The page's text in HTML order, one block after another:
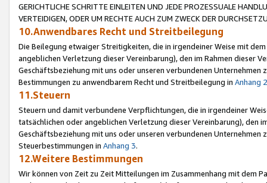
GERICHTLICHE SCHRITTE EINLEITEN UND JEDE PROZESSUALE
VERTEIDIGEN, ODER UM RECHTE AUCH ZUM ZWECK DER
10.Anwendbares Recht und Streitbeilegung
Die Beilegung etwaiger Streitigkeiten, die in irgendeiner Weise mit
angeblichen Verletzung dieser Vereinbarung), den im Rahmen dieser
Geschäftsbeziehung mit uns oder unseren verbundenen
Bestimmungen zu anwendbarem Recht und Streitbeilegung in Anhang 2
11.Steuern
Steuern und damit verbundene Verpflichtungen, die in irgendeiner
tatsächlichen oder angeblichen Verletzung dieser Vereinbarung), den
Geschäftsbeziehung mit uns oder unseren verbundenen
Steuerbestimmungen in Anhang 3.
12.Weitere Bestimmungen
Wir können von Zeit zu Zeit Mitteilungen im Zusammenhang mit dem